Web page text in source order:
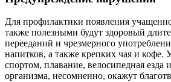
Для профилактики появления
также полезными будут здоровый
перееданий и чрезмерного
напитков, а также крепких чая и кофе.
спортом, плавание, велосипедная езда
организма, несомненно, окажут